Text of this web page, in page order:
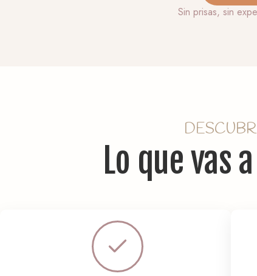
Sin prisas, sin
Lo que vas